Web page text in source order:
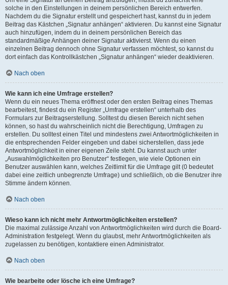
solche in den Einstellungen in deinem persönlichen Bereich entwerfen.
Nachdem du die Signatur erstellt und gespeichert hast, kannst du in jedem
Beitrag das Kästchen „Signatur anhängen“ aktivieren. Du kannst eine Signatur
auch hinzufügen, indem du in deinem persönlichen Bereich das
standardmäßige Anhängen deiner Signatur aktivierst. Wenn du einen
einzelnen Beitrag dennoch ohne Signatur verfassen möchtest, so kannst du
dort einfach das Kontrollkästchen „Signatur anhängen“ wieder deaktivieren.
Nach oben
Wie kann ich eine Umfrage erstellen?
Wenn du ein neues Thema eröffnest oder den ersten Beitrag eines Themas
bearbeitest, findest du ein Register „Umfrage erstellen“ unterhalb des
Formulars zur Beitragserstellung. Solltest du diesen Bereich nicht sehen
können, so hast du wahrscheinlich nicht die Berechtigung, Umfragen zu
erstellen. Du solltest einen Titel und mindestens zwei Antwortmöglichkeiten in
die entsprechenden Felder eingeben und dabei sicherstellen, dass jede
Antwortmöglichkeit in einer eigenen Zeile steht. Du kannst auch unter
„Auswahlmöglichkeiten pro Benutzer“ festlegen, wie viele Optionen ein
Benutzer auswählen kann, welches Zeitlimit für die Umfrage gilt (0 bedeutet
dabei eine zeitlich unbegrenzte Umfrage) und schließlich, ob die Benutzer ihre
Stimme ändern können.
Nach oben
Wieso kann ich nicht mehr Antwortmöglichkeiten erstellen?
Die maximal zulässige Anzahl von Antwortmöglichkeiten wird durch die Board-
Administration festgelegt. Wenn du glaubst, mehr Antwortmöglichkeiten als
zugelassen zu benötigen, kontaktiere einen Administrator.
Nach oben
Wie bearbeite oder lösche ich eine Umfrage?